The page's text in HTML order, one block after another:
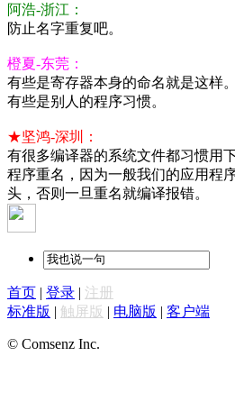
阿浩-浙江：
防止名字重复吧。
橙夏-东莞：
有些是寄存器本身的命名就是这样。
有些是别人的程序习惯。
★坚鸿-深圳：
有很多编译器的系统文件都习惯用
程序重名，因为一般我们的应用程
头，否则一旦重名就编译报错。
首页 | 登录 | 注册
标准版 | 触屏版 | 电脑版 | 客户端
© Comsenz Inc.